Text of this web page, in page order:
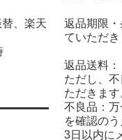
、楽天
返品期限
ていただ
返品送料
ただし、
ただきます
不良品：
を確認の
3日以内に